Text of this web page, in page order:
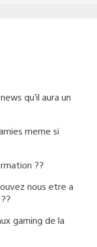
qu’il aura un
meme si
??
nous etre a
gaming de la